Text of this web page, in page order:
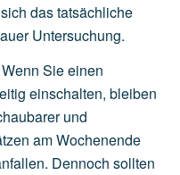
das tatsächliche
Untersuchung.
Sie einen
einschalten, bleiben
und
am Wochenende
Dennoch sollten